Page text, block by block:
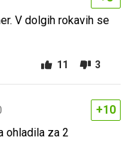
V dolgih rokavih se
11 3
+10
ohladila za 2